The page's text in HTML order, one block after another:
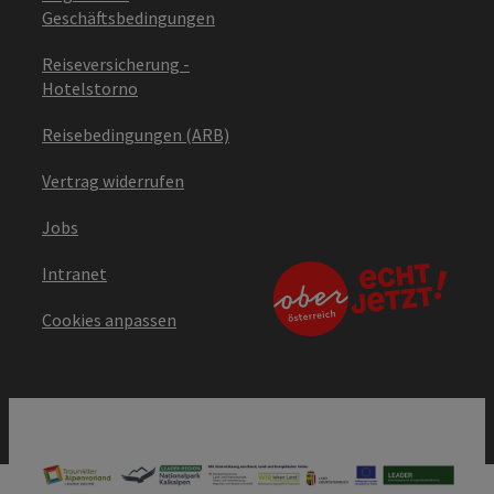
Geschäftsbedingungen
Reiseversicherung -
Hotelstorno
Reisebedingungen (ARB)
Vertrag widerrufen
Jobs
Intranet
Cookies anpassen